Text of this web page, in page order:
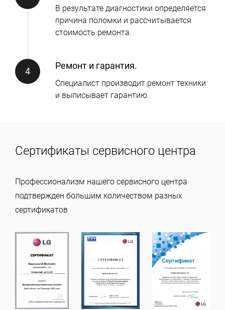
В результате диагностики определяется
причина поломки и рассчитывается
стоимость ремонта.
Ремонт и гарантия.
Специалист производит ремонт техники
и выписывает гарантию.
Сертификаты сервисного центра
Профессионализм нашего сервисного центра
подтвержден большим количеством разных
сертификатов